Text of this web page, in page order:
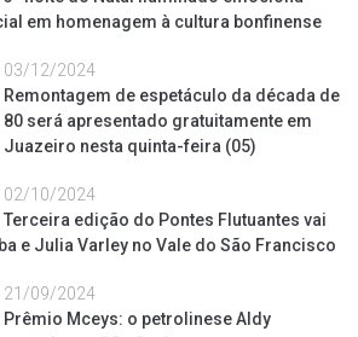
em homenagem à cultura bonfinense
03/12/2024
Remontagem de espetáculo da década de
80 será apresentado gratuitamente em
Juazeiro nesta quinta-feira (05)
02/10/2024
Terceira edição do Pontes Flutuantes vai
e Julia Varley no Vale do São Francisco
21/09/2024
Prêmio Mceys: o petrolinese Aldy